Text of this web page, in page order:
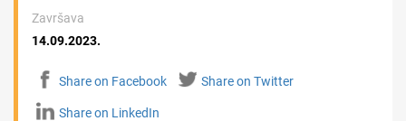
Završava
14.09.2023.
Share on Facebook Share on Twitter
Share on LinkedIn